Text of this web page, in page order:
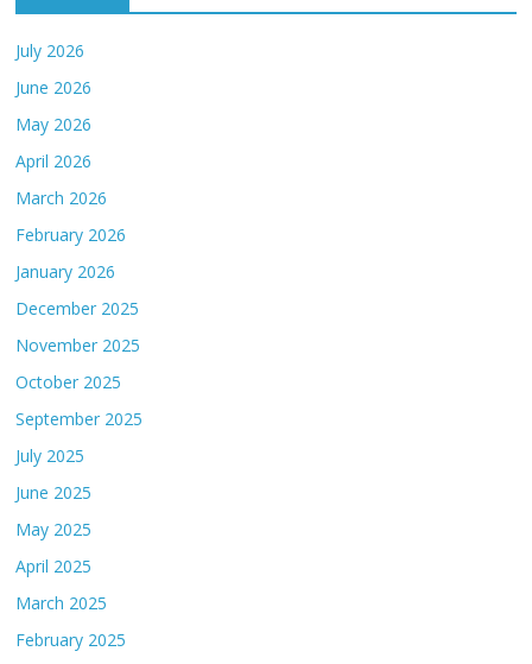
July 2026
June 2026
May 2026
April 2026
March 2026
February 2026
January 2026
December 2025
November 2025
October 2025
September 2025
July 2025
June 2025
May 2025
April 2025
March 2025
February 2025